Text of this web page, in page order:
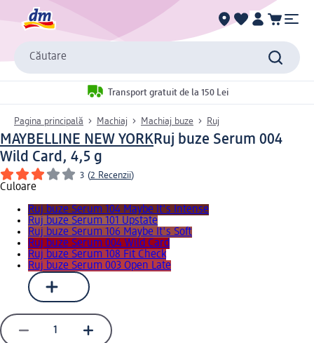
Căutare
Transport gratuit de la 150 Lei
Pagina principală Machiaj Machiaj buze Ruj
MAYBELLINE NEW YORKRuj buze Serum 004
Wild Card, 4,5 g
3 (2 Recenzii)
Culoare
Ruj buze Serum 104 Maybe It's Intense
Ruj buze Serum 101 Upstate
Ruj buze Serum 106 Maybe It's Soft
Ruj buze Serum 004 Wild Card
Ruj buze Serum 108 Fit Check
Ruj buze Serum 003 Open Late